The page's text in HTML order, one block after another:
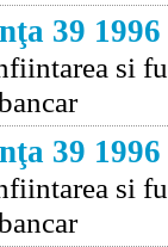
39 1996
si
39 1996
si